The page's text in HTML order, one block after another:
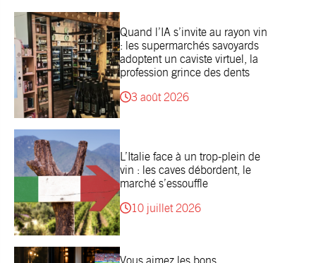
Quand l’IA s’invite au rayon vin
: les supermarchés savoyards
adoptent un caviste virtuel, la
profession grince des dents
3 août 2026
L’Italie face à un trop-plein de
vin : les caves débordent, le
marché s’essouffle
10 juillet 2026